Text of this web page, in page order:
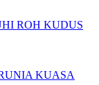
ROH KUDUS
KUASA